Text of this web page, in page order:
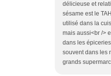
délicieuse et
sésame est le
utilisé dans la
mais aussi<br />
dans les
souvent dans les
grands